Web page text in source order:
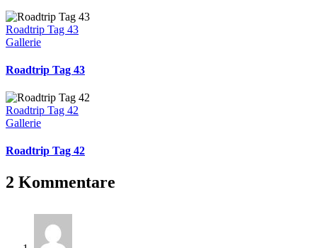
Roadtrip Tag 43
Gallerie
Roadtrip Tag 43
Roadtrip Tag 42
Gallerie
Roadtrip Tag 42
2 Kommentare